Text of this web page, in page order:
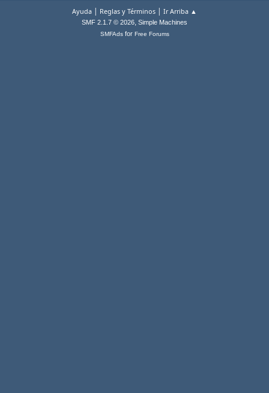
Ayuda | Reglas y Términos | Ir Arriba ▲
SMF 2.1.7 © 2026, Simple Machines
SMFAdsfor Free Forums